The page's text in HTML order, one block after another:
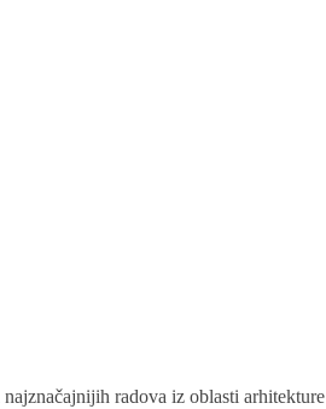
radova iz oblasti arhitekture